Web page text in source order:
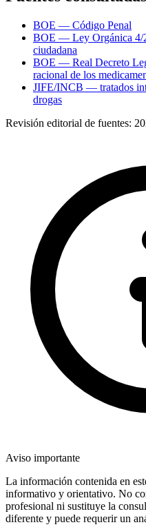
BOE — Código Penal
BOE — Ley Orgánica 4/
ciudadana
BOE — Real Decreto
racional de los
JIFE/INCB — tratados
drogas
Revisión editorial de fuentes:
Aviso importante
La información contenida en
informativo y orientativo. No
profesional ni sustituye la
diferente y puede requerir un